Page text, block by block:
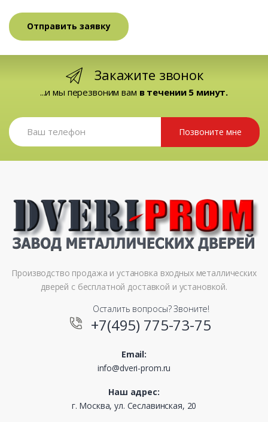
Закажите звонок
...и мы перезвоним вам в течении 5 минут.
Позвоните мне
Производство продажа и установка входных металлических
дверей с бесплатной доставкой и установкой.
Осталить вопросы? Звоните!
+7(495) 775-73-75
Email:
info@dveri-prom.ru
Наш адрес:
г. Москва, ул. Сеславинская, 20